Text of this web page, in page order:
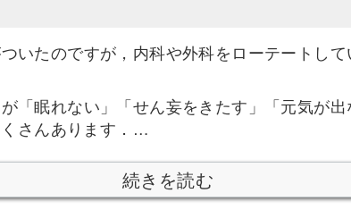
いたのですが，内科や外科をローテートし
「眠れない」「せん妄をきたす」「元気が出
さんあります．…
続きを読む